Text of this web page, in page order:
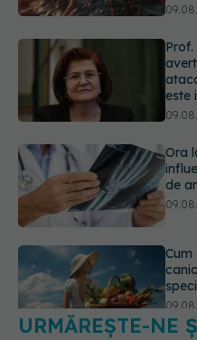
Prof.
este
Ora
de
URMĂREȘTE-NE